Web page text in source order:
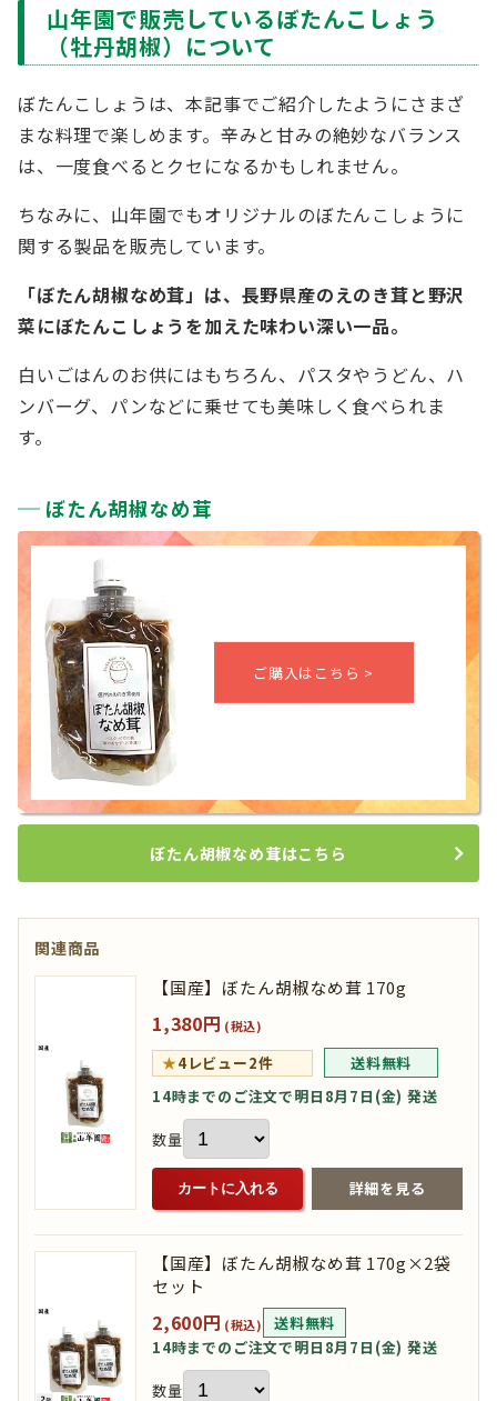
山年園で販売しているぼたんこしょう
（牡丹胡椒）について
ぼたんこしょうは、本記事でご紹介したようにさまざ
まな料理で楽しめます。辛みと甘みの絶妙なバランス
は、一度食べるとクセになるかもしれません。
ちなみに、山年園でもオリジナルのぼたんこしょうに
関する製品を販売しています。
「ぼたん胡椒なめ茸」は、長野県産のえのき茸と野沢
菜にぼたんこしょうを加えた味わい深い一品。
白いごはんのお供にはもちろん、パスタやうどん、ハ
ンバーグ、パンなどに乗せても美味しく食べられま
す。
ぼたん胡椒なめ茸
ぼたん胡椒なめ茸はこちら
関連商品
【国産】ぼたん胡椒なめ茸 170g
1,380円 (税込)
★4レビュー2件
送料無料
14時までのご注文で明日8月7日(金) 発送
数量
カートに入れる 詳細を見る
【国産】ぼたん胡椒なめ茸 170g×2袋
セット
2,600円 (税込)
送料無料
14時までのご注文で明日8月7日(金) 発送
数量